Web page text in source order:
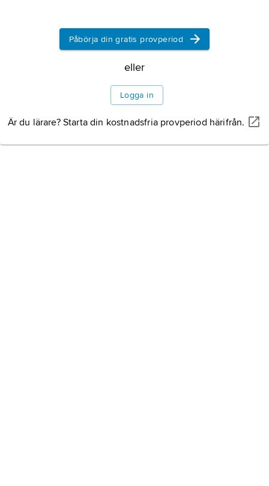
Information om artikeln
Påbörja din gratis provperiod
eller
Logga in
Är du lärare? Starta din kostnadsfria provperiod härifrån.